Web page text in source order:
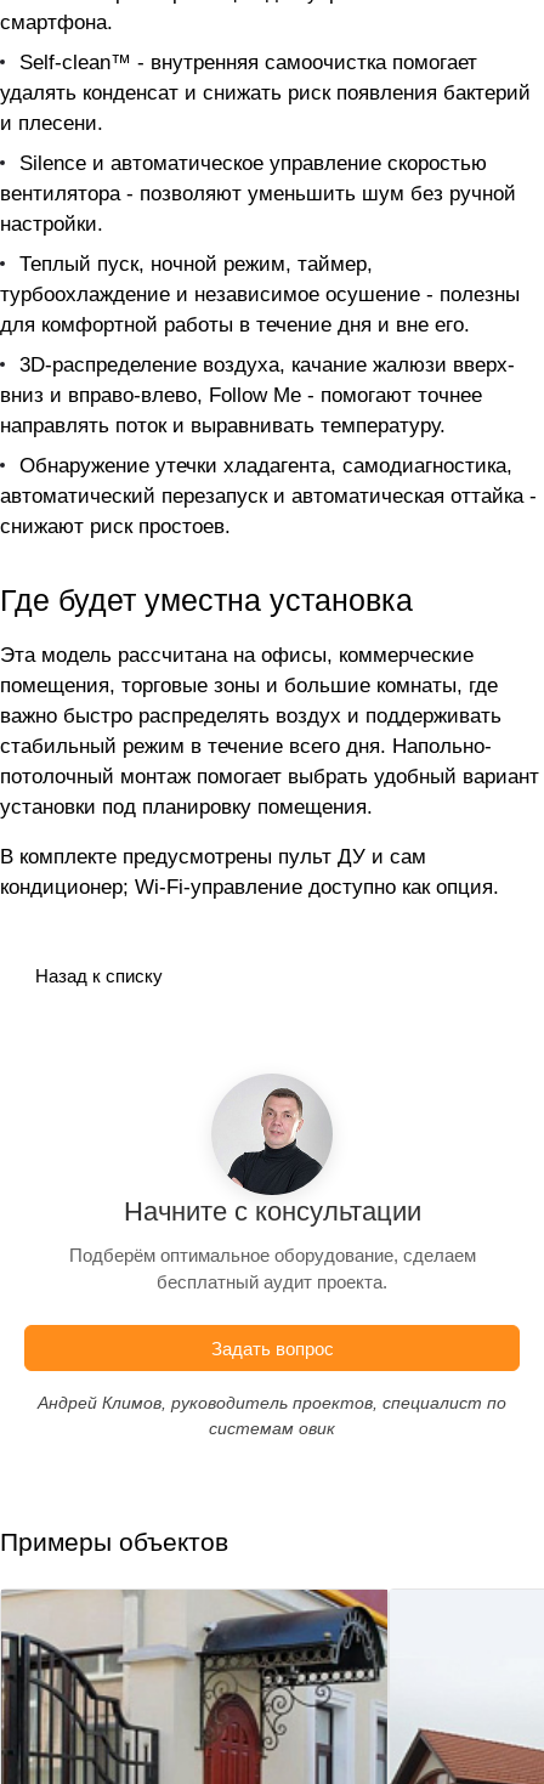
смартфона.
Self-clean™ - внутренняя самоочистка помогает
удалять конденсат и снижать риск появления бактерий
и плесени.
Silence и автоматическое управление скоростью
вентилятора - позволяют уменьшить шум без ручной
настройки.
Теплый пуск, ночной режим, таймер,
турбоохлаждение и независимое осушение - полезны
для комфортной работы в течение дня и вне его.
3D-распределение воздуха, качание жалюзи вверх-
вниз и вправо-влево, Follow Me - помогают точнее
направлять поток и выравнивать температуру.
Обнаружение утечки хладагента, самодиагностика,
автоматический перезапуск и автоматическая оттайка -
снижают риск простоев.
Где будет уместна установка
Эта модель рассчитана на офисы, коммерческие
помещения, торговые зоны и большие комнаты, где
важно быстро распределять воздух и поддерживать
стабильный режим в течение всего дня. Напольно-
потолочный монтаж помогает выбрать удобный вариант
установки под планировку помещения.
В комплекте предусмотрены пульт ДУ и сам
кондиционер; Wi-Fi-управление доступно как опция.
Назад к списку
Начните с консультации
Подберём оптимальное оборудование, сделаем
бесплатный аудит проекта.
Задать вопрос
Андрей Климов, руководитель проектов, специалист по
системам овик
Примеры объектов